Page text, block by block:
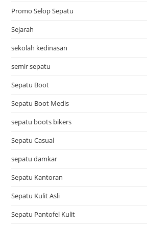
Promo Selop Sepatu
Sejarah
sekolah kedinasan
semir sepatu
Sepatu Boot
Sepatu Boot Medis
sepatu boots bikers
Sepatu Casual
sepatu damkar
Sepatu Kantoran
Sepatu Kulit Asli
Sepatu Pantofel Kulit